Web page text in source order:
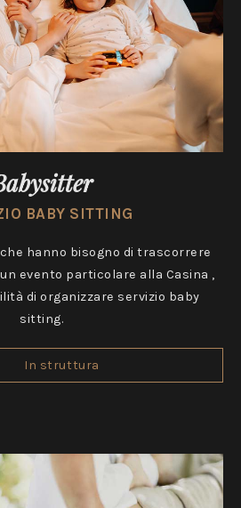
BABY SITTING
hanno bisogno di trascorrere
evento particolare alla Casina ,
di organizzare servizio baby
sitting.
In struttura